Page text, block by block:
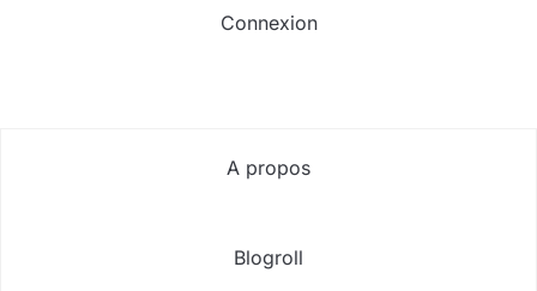
Connexion
A propos
Blogroll